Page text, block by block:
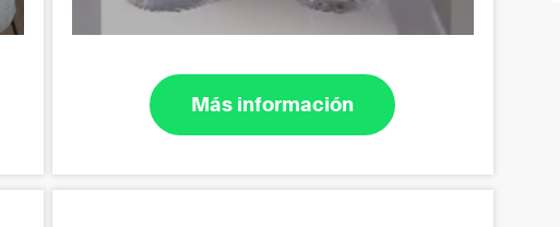
Más información